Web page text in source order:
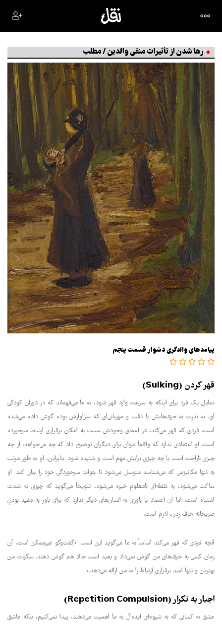
رها شدن از تأثیرات منفی والدین / مطلب
پیامدهای والدگری دشوار قسمت پنجم
قهر کردن (Sulking)
تمایل یک فرد برای اینکه به سرعت وارد قهر شود، به ما می‌فهماند که در دوران کودکی
او، به ندرت به حرف‌هایش با دقت و مهربانی‌ای که سزاوارش بوده گوش داده می‌شده
است. فردی که قهر می‌کند، در اعماق وجودش نسبت به امکان برقراری ارتباط سرخورده
است. او اعتقادی ندارد که واقعاً بتوان برای دیگران توضیح داد که چه می‌خواهد، از چه
چیزی ناراحت است یا چه چیزی برایش مهم است و شنیده شود. بنابراین، او به طور مرتب
به تنها مکانیزمی که می‌شناسد متوسل می‌شود تا بتواند سرخوردگی خود را بیان کند. او
ساکت می‌شود، به نقطه‌ای نامعلوم خیره می‌شود، تلویحاً می‌گوید که چیزی به شدت
اشتباه است، اما آن اعتماد یا باوری به انسان‌های دیگر ندارد که برای باور به مفید بودنِ
صریحانه حرف زدن، لازم است.
آنچه فردی که قهر می‌کند اساساً به ما می‌گوید این است: «گفت‌وگو غیرممکن است. آن
زمان کسی به حرف‌های من گوش نمی‌داد و بعید است حالا هم گوش دهند. سکوت من
بهترین و تنها امیدِ برقراری ارتباط را به من ارائه می‌دهد.»
اجبار به تکرار (Repetition Compulsion)
عشق به کسانی که به شیوه‌ای ایده‌آل به ما اهمیت می‌دهند، پیدا نمی‌کنیم، بلکه عاشق